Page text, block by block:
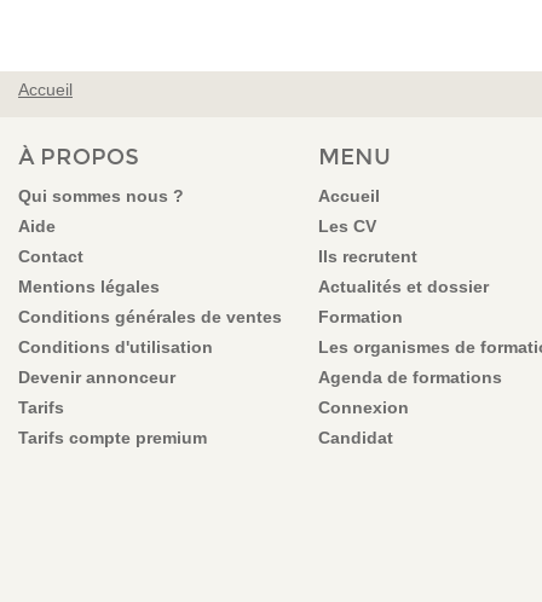
VOUS ÊTES ICI
Accueil
À PROPOS
Qui sommes nous ?
Aide
Contact
Mentions légales
Conditions générales de ventes
Conditions d'utilisation
Devenir annonceur
Tarifs
Tarifs compte premium
MENU
Accueil
Les CV
Ils recrutent
Actualités et dossier
Formation
Les organismes de
Agenda de formations
Connexion
Candidat